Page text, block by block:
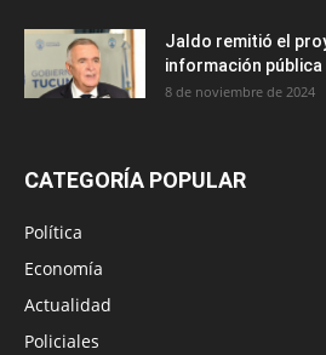
Jaldo remitió el
información pública
8 de noviembre de 2024
CATEGORÍA POPULAR
Política
Economía
Actualidad
Policiales